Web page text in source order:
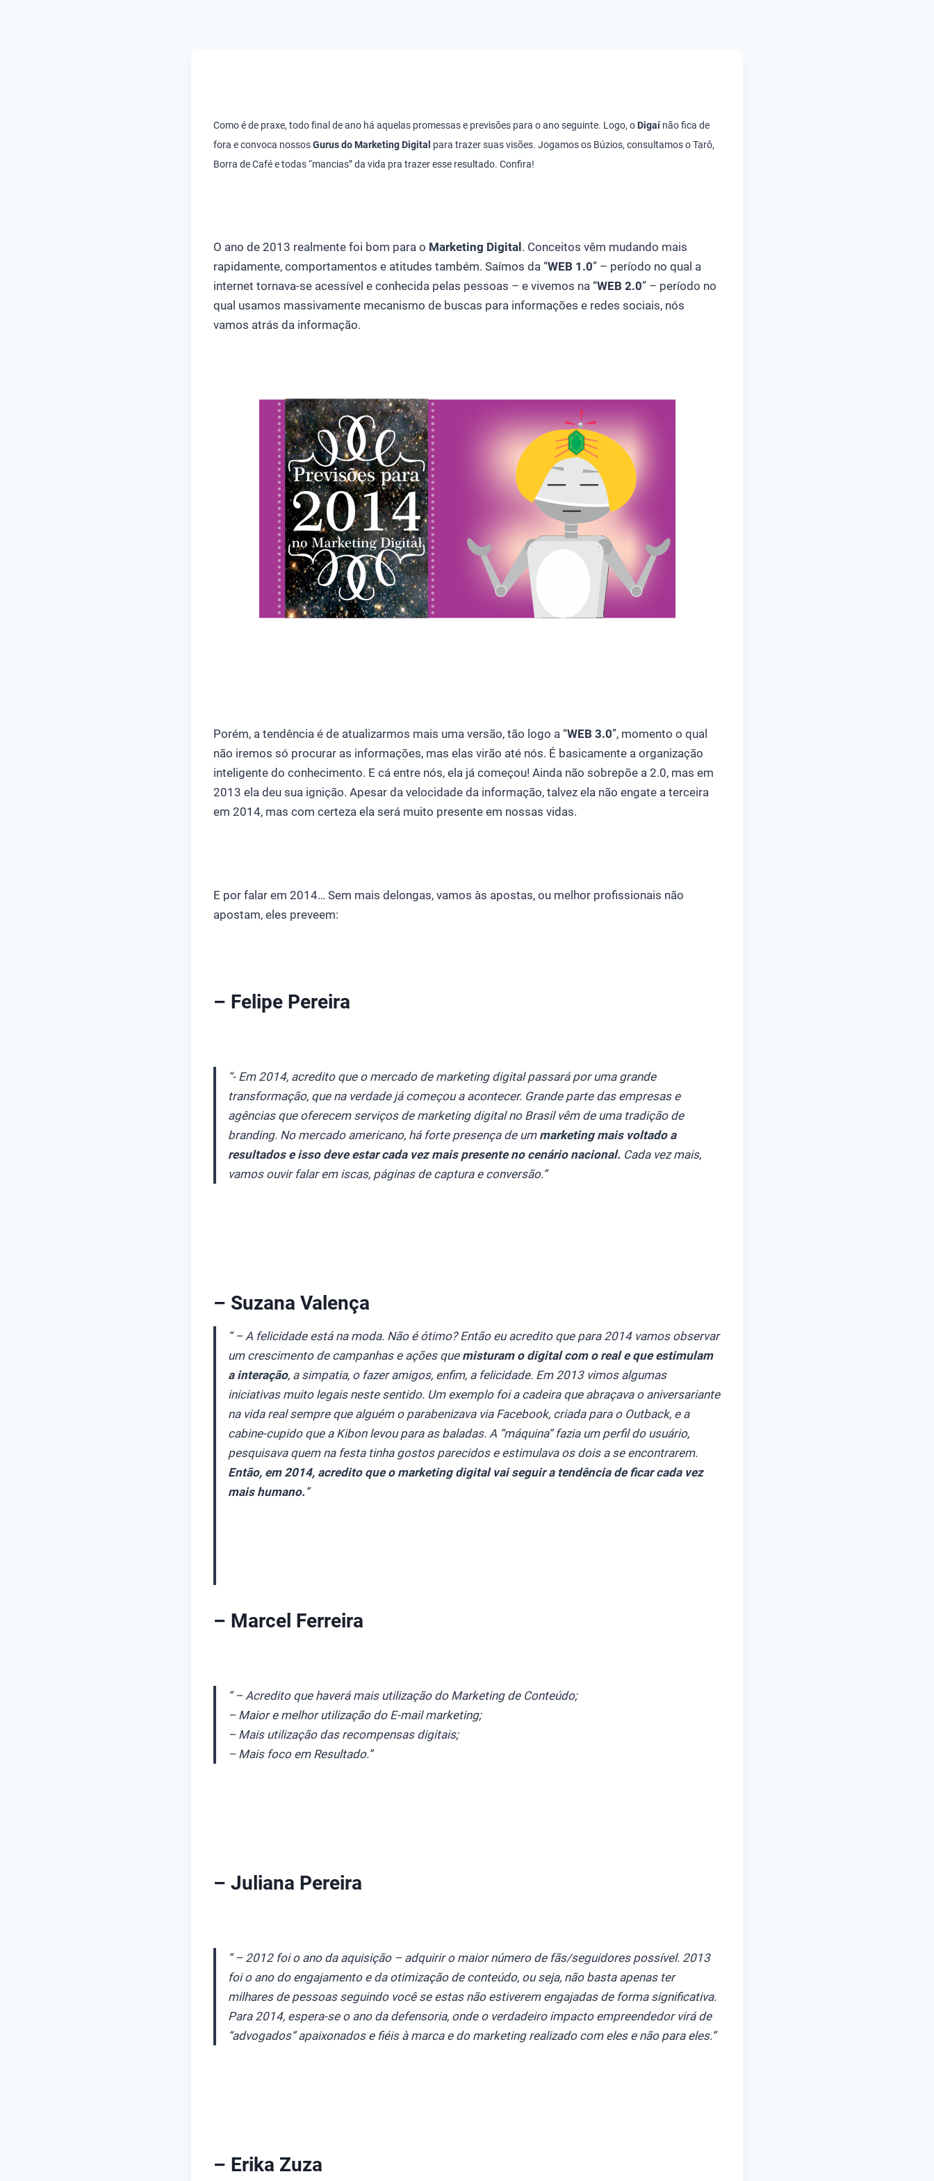
Como é de praxe, todo final de ano há aquelas promessas e previsões para o ano seguinte. Logo, o Digaínão fica de
fora e convoca nossosGurus do Marketing Digital para trazer suas visões. Jogamos os Búzios, consultamos o Tarô,
Borra de Café e todas “mancias” da vida pra trazer esse resultado. Confira!
O ano de 2013 realmente foi bom para o Marketing Digital . Conceitos vêm mudando mais
rapidamente, comportamentos e atitudes também. Saímos da “WEB 1.0” – período no qual a
internet tornava-se acessível e conhecida pelas pessoas – e vivemos na “WEB 2.0” – período no
qual usamos massivamente mecanismo de buscas para informações e redes sociais, nós
vamos atrás da informação.
Porém, a tendência é de atualizarmos mais uma versão, tão logo a “WEB 3.0”, momento o qual
não iremos só procurar as informações, mas elas virão até nós. É basicamente a organização
inteligente do conhecimento. E cá entre nós, ela já começou! Ainda não sobrepõe a 2.0, mas em
2013 ela deu sua ignição. Apesar da velocidade da informação, talvez ela não engate a terceira
em 2014, mas com certeza ela será muito presente em nossas vidas.
E por falar em 2014… Sem mais delongas, vamos às apostas, ou melhor profissionais não
apostam, eles preveem:
– Felipe Pereira
“- Em 2014, acredito que o mercado de marketing digital passará por uma grande
transformação, que na verdade já começou a acontecer. Grande parte das empresas e
agências que oferecem serviços de marketing digital no Brasil vêm de uma tradição de
branding. No mercado americano, há forte presença de um marketing mais voltado a
resultados e isso deve estar cada vez mais presente no cenário nacional. Cada vez mais,
vamos ouvir falar em iscas, páginas de captura e conversão.”
– Suzana Valença
“ – A felicidade está na moda. Não é ótimo? Então eu acredito que para 2014 vamos observar
um crescimento de campanhas e ações que misturam o digital com o real e que estimulam
a interação, a simpatia, o fazer amigos, enfim, a felicidade. Em 2013 vimos algumas
iniciativas muito legais neste sentido. Um exemplo foi a cadeira que abraçava o aniversariante
na vida real sempre que alguém o parabenizava via Facebook, criada para o Outback, e a
cabine-cupido que a Kibon levou para as baladas. A “máquina” fazia um perfil do usuário,
pesquisava quem na festa tinha gostos parecidos e estimulava os dois a se encontrarem.
Então, em 2014, acredito que o marketing digital vai seguir a tendência de ficar cada vez
mais humano. ”
– Marcel Ferreira
“ – Acredito que haverá mais utilização do Marketing de Conteúdo;
– Maior e melhor utilização do E-mail marketing;
– Mais utilização das recompensas digitais;
– Mais foco em Resultado.”
– Juliana Pereira
“ – 2012 foi o ano da aquisição – adquirir o maior número de fãs/seguidores possível. 2013
foi o ano do engajamento e da otimização de conteúdo, ou seja, não basta apenas ter
milhares de pessoas seguindo você se estas não estiverem engajadas de forma significativa.
Para 2014, espera-se o ano da defensoria, onde o verdadeiro impacto empreendedor virá de
“advogados” apaixonados e fiéis à marca e do marketing realizado com eles e não para eles.”
– Erika Zuza